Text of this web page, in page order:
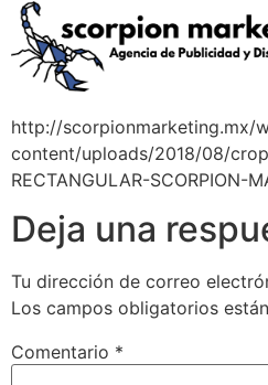
http://scorpionmarketing.mx/
content/uploads/2018/08/
RECTANGULAR-SCORPION-
Deja una
Tu dirección de correo
Los campos obligatorios
Comentario *